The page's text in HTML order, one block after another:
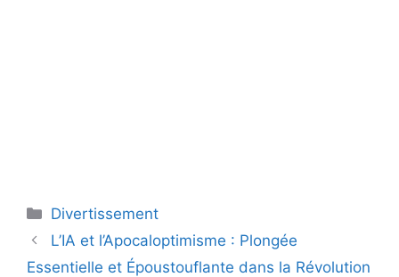
Catégories
Divertissement
L’IA et l’Apocaloptimisme : Plongée
Essentielle et Époustouflante dans la Révolution